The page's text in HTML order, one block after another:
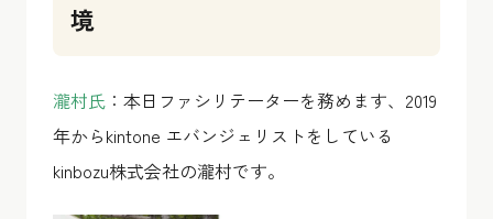
境
瀧村氏 ：本日ファシリテーターを務めます、2019
年からkintone エバンジェリストをしている
kinbozu株式会社の瀧村です。